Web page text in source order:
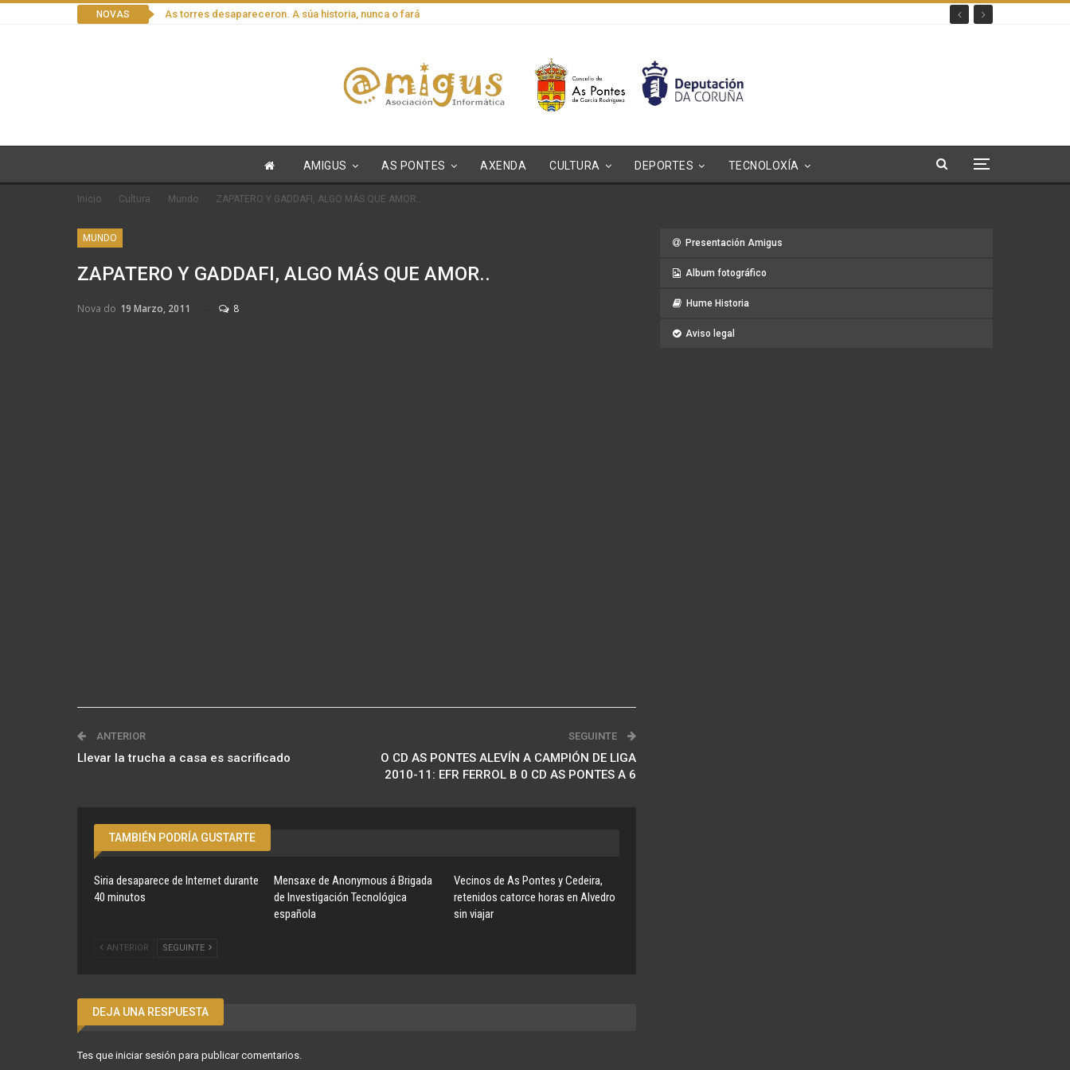
NOVAS As torres desapareceron. A súa historia, nunca o fará
AMIGUS AS PONTES AXENDA CULTURA DEPORTES TECNOLOXÍA
Inicio Cultura Mundo ZAPATERO Y GADDAFI, ALGO MÁS QUE AMOR..
MUNDO
ZAPATERO Y GADDAFI, ALGO MÁS QUE AMOR..
Nova do 19 Marzo, 2011 8
ANTERIOR
Llevar la trucha a casa es sacrificado
SEGUINTE
O CD AS PONTES ALEVÍN A CAMPIÓN DE LIGA
2010-11: EFR FERROL B 0 CD AS PONTES A 6
TAMBIÉN PODRÍA GUSTARTE
Siria desaparece de Internet durante
40 minutos
Mensaxe de Anonymous á Brigada
de Investigación Tecnológica
española
Vecinos de As Pontes y Cedeira,
retenidos catorce horas en Alvedro
sin viajar
ANTERIOR SEGUINTE
DEJA UNA RESPUESTA
Tes que iniciar sesión para publicar comentarios.
Presentación Amigus
Album fotográfico
Hume Historia
Aviso legal